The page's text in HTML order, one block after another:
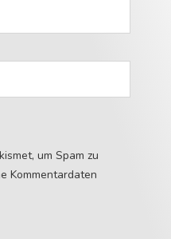
um Spam zu
Kommentardaten